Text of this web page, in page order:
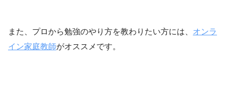
また、プロから勉強のやり方を教わりたい方には、 オンラ
イン家庭教師がオススメです。